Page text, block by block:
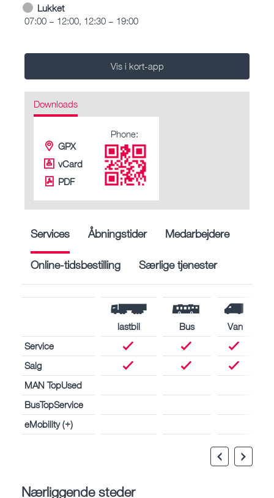
Lukket
07:00 – 12:00, 12:30 – 19:00
Vis i kort-app
Downloads
GPX
vCard
PDF
Phone:
Services Åbningstider Medarbejdere
Online-tidsbestilling Særlige tjenester
lastbil Bus
Van
Service
Salg
MAN TopUsed
BusTopService
eMobility (+)
Nærliggende steder